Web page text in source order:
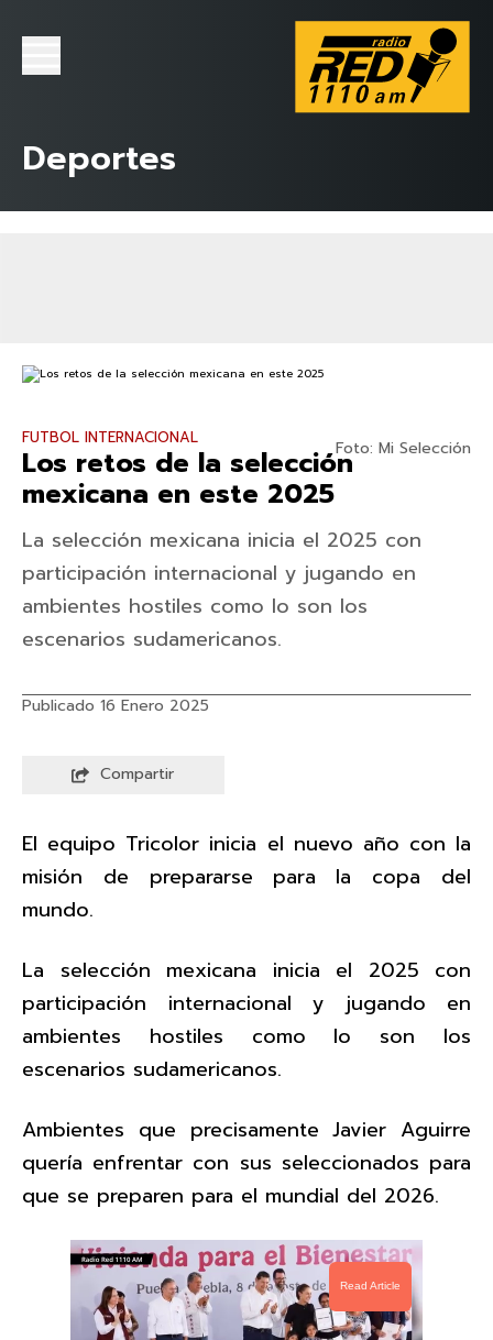
Deportes
Foto: Mi Selección
FUTBOL INTERNACIONAL
Los retos de la selección
mexicana en este 2025
La selección mexicana inicia el 2025 con
participación internacional y jugando en
ambientes hostiles como lo son los
escenarios sudamericanos.
Publicado 16 Enero 2025
Compartir
El equipo Tricolor inicia el nuevo año con la
misión de prepararse para la copa del
mundo.
La selección mexicana inicia el 2025 con
participación internacional y jugando en
ambientes hostiles como lo son los
escenarios sudamericanos.
Ambientes que precisamente Javier Aguirre
quería enfrentar con sus seleccionados para
que se preparen para el mundial del 2026.
Read Article